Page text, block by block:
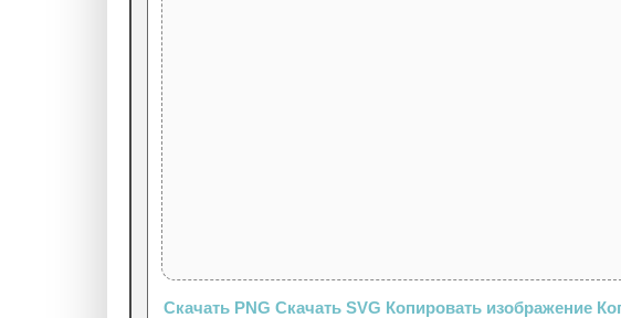
Скачать PNG Скачать SVG Копировать изображение